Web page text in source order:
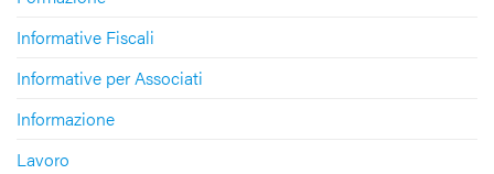
Informative Fiscali
Informative per Associati
Informazione
Lavoro